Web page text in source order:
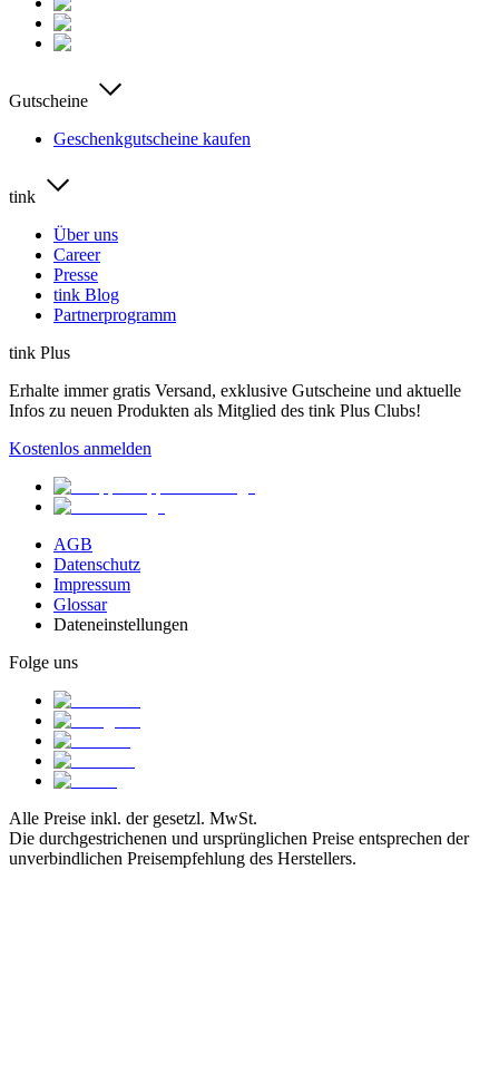
Gutscheine
Geschenkgutscheine kaufen
tink
Über uns
Career
Presse
tink Blog
Partnerprogramm
tink Plus
Erhalte immer gratis Versand, exklusive Gutscheine und aktuelle
Infos zu neuen Produkten als Mitglied des tink Plus Clubs!
Kostenlos anmelden
AGB
Datenschutz
Impressum
Glossar
Dateneinstellungen
Folge uns
Alle Preise inkl. der gesetzl. MwSt.
Die durchgestrichenen und ursprünglichen Preise entsprechen der
unverbindlichen Preisempfehlung des Herstellers.